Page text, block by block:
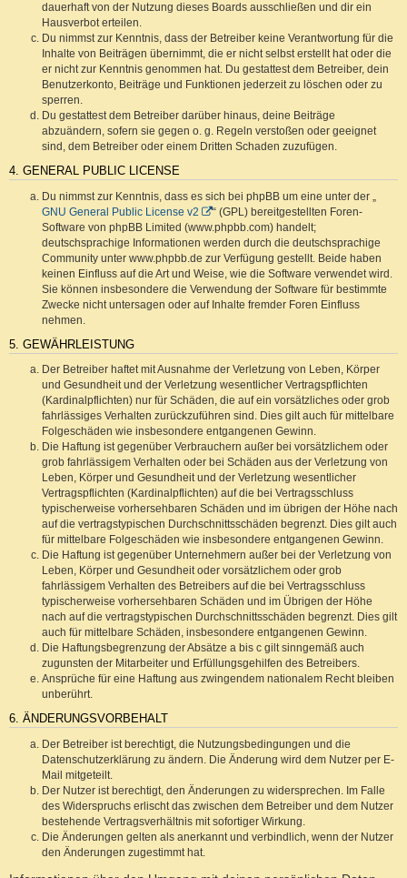
dauerhaft von der Nutzung dieses Boards ausschließen und dir ein
Hausverbot erteilen.
Du nimmst zur Kenntnis, dass der Betreiber keine Verantwortung für die
Inhalte von Beiträgen übernimmt, die er nicht selbst erstellt hat oder die
er nicht zur Kenntnis genommen hat. Du gestattest dem Betreiber, dein
Benutzerkonto, Beiträge und Funktionen jederzeit zu löschen oder zu
sperren.
Du gestattest dem Betreiber darüber hinaus, deine Beiträge
abzuändern, sofern sie gegen o. g. Regeln verstoßen oder geeignet
sind, dem Betreiber oder einem Dritten Schaden zuzufügen.
4. GENERAL PUBLIC LICENSE
Du nimmst zur Kenntnis, dass es sich bei phpBB um eine unter der „
GNU General Public License v2
“ (GPL) bereitgestellten Foren-
Software von phpBB Limited (www.phpbb.com) handelt;
deutschsprachige Informationen werden durch die deutschsprachige
Community unter www.phpbb.de zur Verfügung gestellt. Beide haben
keinen Einfluss auf die Art und Weise, wie die Software verwendet wird.
Sie können insbesondere die Verwendung der Software für bestimmte
Zwecke nicht untersagen oder auf Inhalte fremder Foren Einfluss
nehmen.
5. GEWÄHRLEISTUNG
Der Betreiber haftet mit Ausnahme der Verletzung von Leben, Körper
und Gesundheit und der Verletzung wesentlicher Vertragspflichten
(Kardinalpflichten) nur für Schäden, die auf ein vorsätzliches oder grob
fahrlässiges Verhalten zurückzuführen sind. Dies gilt auch für mittelbare
Folgeschäden wie insbesondere entgangenen Gewinn.
Die Haftung ist gegenüber Verbrauchern außer bei vorsätzlichem oder
grob fahrlässigem Verhalten oder bei Schäden aus der Verletzung von
Leben, Körper und Gesundheit und der Verletzung wesentlicher
Vertragspflichten (Kardinalpflichten) auf die bei Vertragsschluss
typischerweise vorhersehbaren Schäden und im übrigen der Höhe nach
auf die vertragstypischen Durchschnittsschäden begrenzt. Dies gilt auch
für mittelbare Folgeschäden wie insbesondere entgangenen Gewinn.
Die Haftung ist gegenüber Unternehmern außer bei der Verletzung von
Leben, Körper und Gesundheit oder vorsätzlichem oder grob
fahrlässigem Verhalten des Betreibers auf die bei Vertragsschluss
typischerweise vorhersehbaren Schäden und im Übrigen der Höhe
nach auf die vertragstypischen Durchschnittsschäden begrenzt. Dies gilt
auch für mittelbare Schäden, insbesondere entgangenen Gewinn.
Die Haftungsbegrenzung der Absätze a bis c gilt sinngemäß auch
zugunsten der Mitarbeiter und Erfüllungsgehilfen des Betreibers.
Ansprüche für eine Haftung aus zwingendem nationalem Recht bleiben
unberührt.
6. ÄNDERUNGSVORBEHALT
Der Betreiber ist berechtigt, die Nutzungsbedingungen und die
Datenschutzerklärung zu ändern. Die Änderung wird dem Nutzer per E-
Mail mitgeteilt.
Der Nutzer ist berechtigt, den Änderungen zu widersprechen. Im Falle
des Widerspruchs erlischt das zwischen dem Betreiber und dem Nutzer
bestehende Vertragsverhältnis mit sofortiger Wirkung.
Die Änderungen gelten als anerkannt und verbindlich, wenn der Nutzer
den Änderungen zugestimmt hat.